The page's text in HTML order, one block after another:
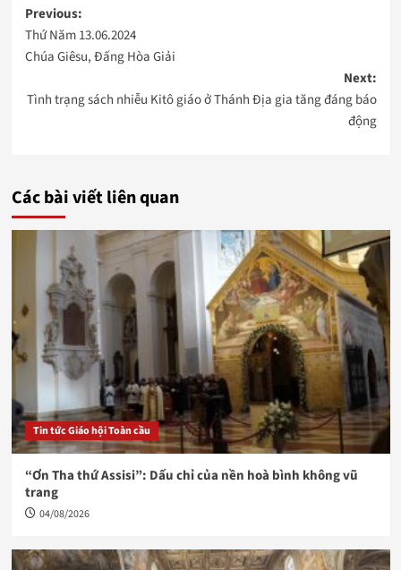
Post
navigation
Previous:
Thứ Năm 13.06.2024
Chúa Giêsu, Đấng Hòa Giải
Next:
Tình trạng sách nhiễu Kitô giáo ở Thánh Địa gia tăng đáng báo
động
Các bài viết liên quan
Tin tức Giáo hội Toàn cầu
“Ơn Tha thứ Assisi”: Dấu chỉ của nền hoà bình không vũ
trang
04/08/2026